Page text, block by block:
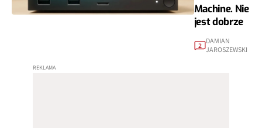
Machine. Nie
jest dobrze
2 DAMIAN
JAROSZEWSKI